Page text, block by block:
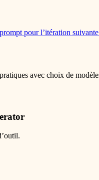
pour l’itération
avec choix de